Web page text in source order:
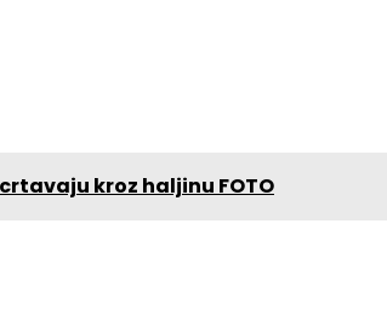
kroz haljinu FOTO